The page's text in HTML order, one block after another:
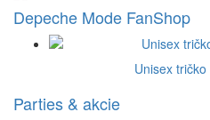
Depeche Mode FanShop
Unisex
Parties & akcie